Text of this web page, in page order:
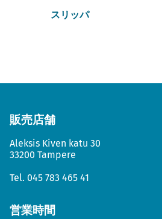
スリッパ
販売店舗
Aleksis Kiven katu 30
33200 Tampere
Tel. 045 783 465 41
営業時間